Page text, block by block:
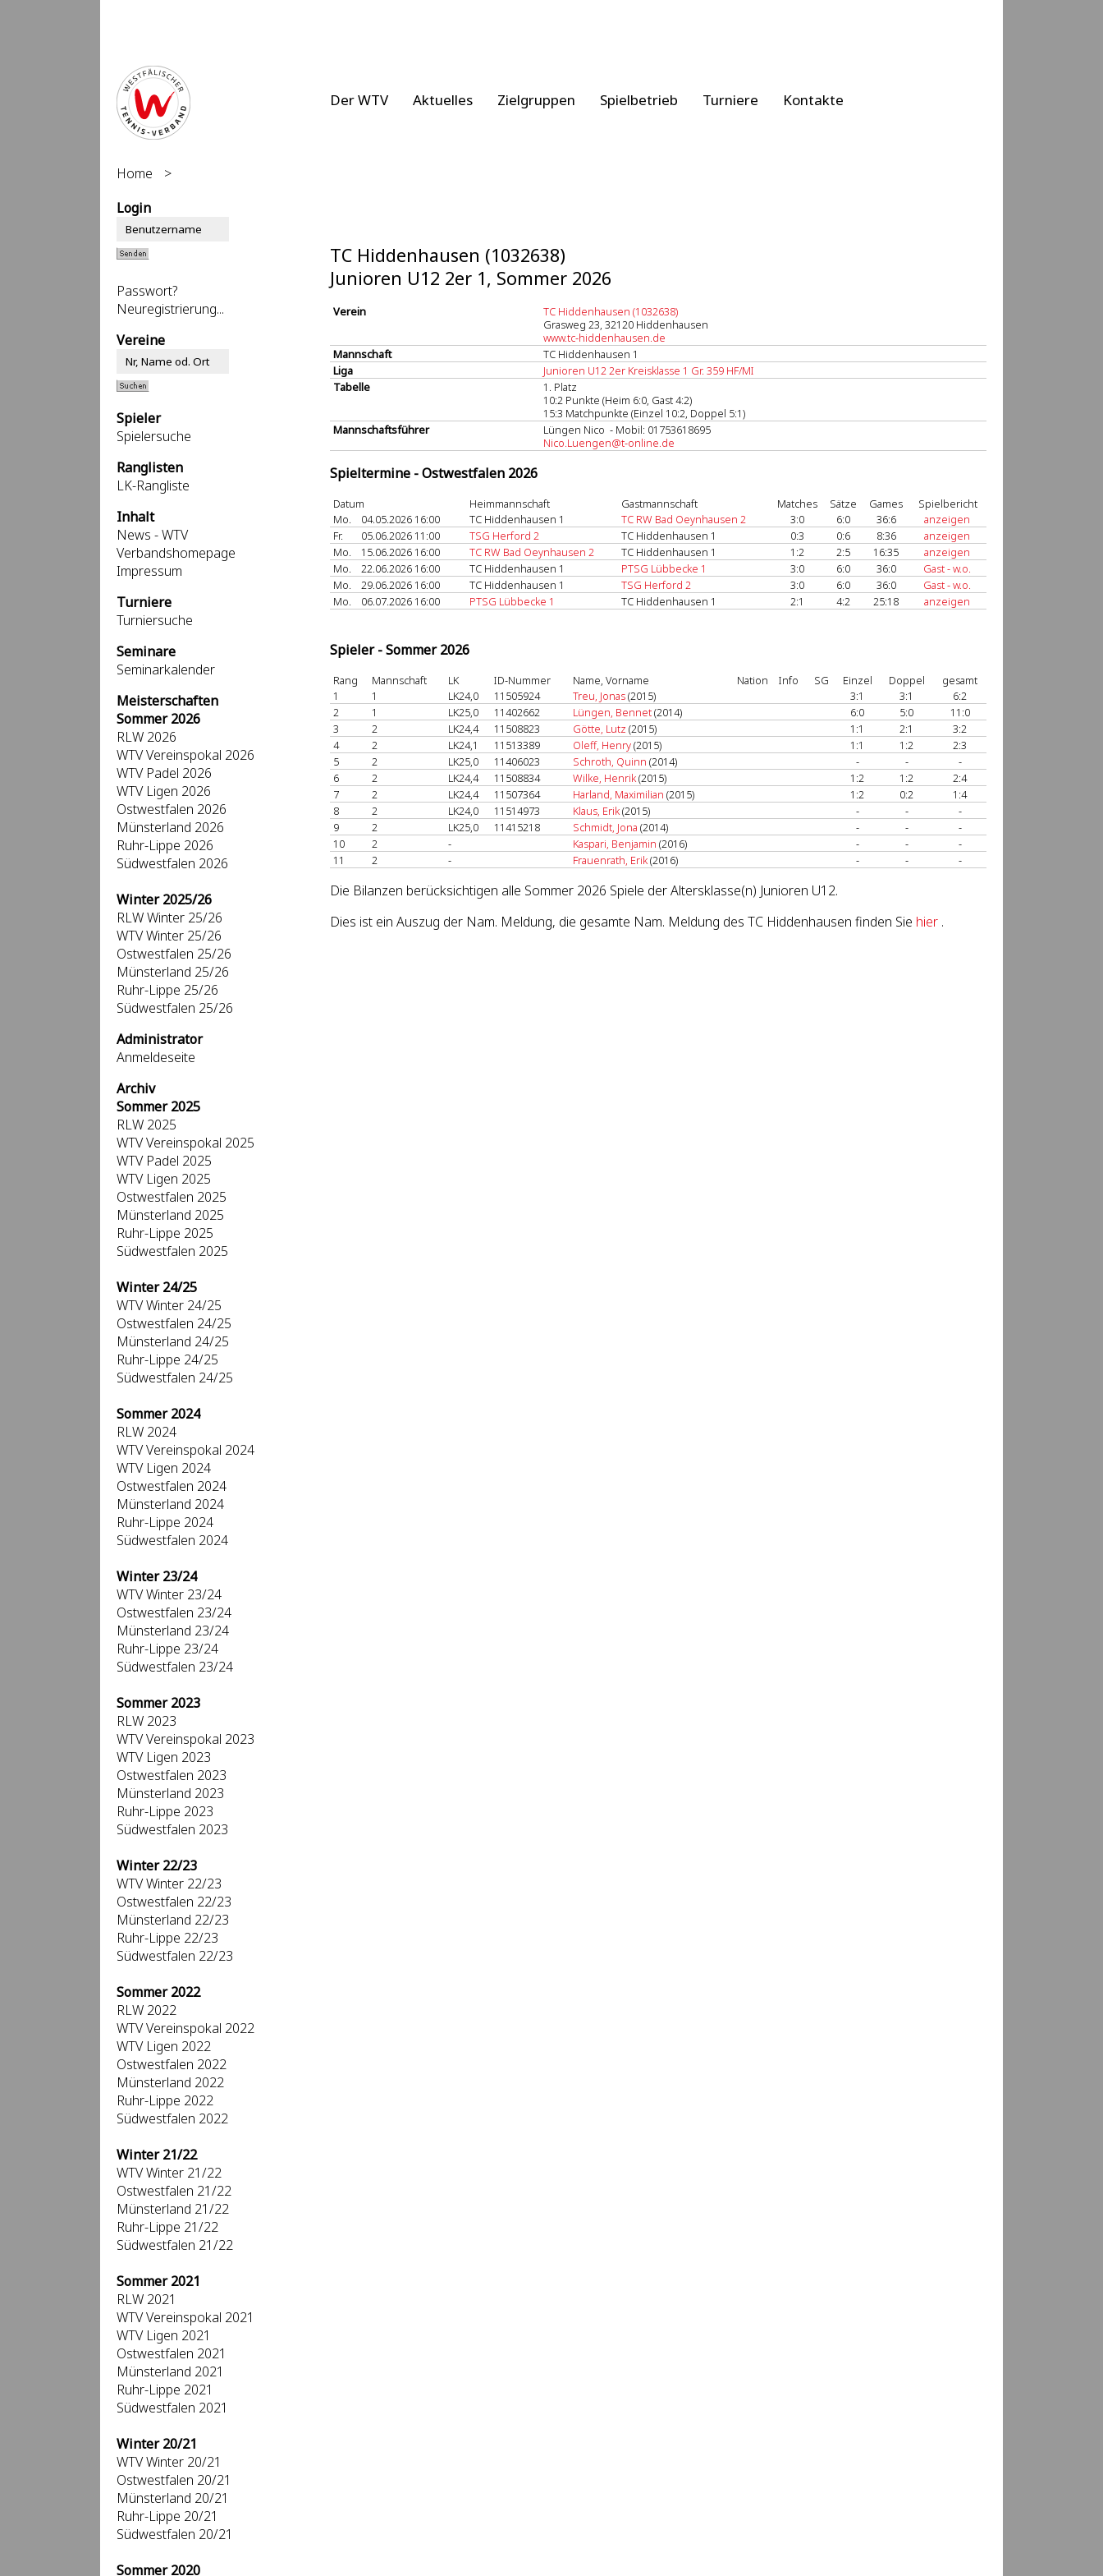
Der WTV Aktuelles Zielgruppen Spielbetrieb Turniere Kontakte
Home
>
Login
Passwort?
Neuregistrierung...
Vereine
Spieler
Spielersuche
Ranglisten
LK-Rangliste
Inhalt
News - WTV
Verbandshomepage
Impressum
Turniere
Turniersuche
Seminare
Seminarkalender
Meisterschaften
Sommer 2026
RLW 2026
WTV Vereinspokal 2026
WTV Padel 2026
WTV Ligen 2026
Ostwestfalen 2026
Münsterland 2026
Ruhr-Lippe 2026
Südwestfalen 2026
Winter 2025/26
RLW Winter 25/26
WTV Winter 25/26
Ostwestfalen 25/26
Münsterland 25/26
Ruhr-Lippe 25/26
Südwestfalen 25/26
Administrator
Anmeldeseite
Archiv
Sommer 2025
RLW 2025
WTV Vereinspokal 2025
WTV Padel 2025
WTV Ligen 2025
Ostwestfalen 2025
Münsterland 2025
Ruhr-Lippe 2025
Südwestfalen 2025
Winter 24/25
WTV Winter 24/25
Ostwestfalen 24/25
Münsterland 24/25
Ruhr-Lippe 24/25
Südwestfalen 24/25
Sommer 2024
RLW 2024
WTV Vereinspokal 2024
WTV Ligen 2024
Ostwestfalen 2024
Münsterland 2024
Ruhr-Lippe 2024
Südwestfalen 2024
Winter 23/24
WTV Winter 23/24
Ostwestfalen 23/24
Münsterland 23/24
Ruhr-Lippe 23/24
Südwestfalen 23/24
Sommer 2023
RLW 2023
WTV Vereinspokal 2023
WTV Ligen 2023
Ostwestfalen 2023
Münsterland 2023
Ruhr-Lippe 2023
Südwestfalen 2023
Winter 22/23
WTV Winter 22/23
Ostwestfalen 22/23
Münsterland 22/23
Ruhr-Lippe 22/23
Südwestfalen 22/23
Sommer 2022
RLW 2022
WTV Vereinspokal 2022
WTV Ligen 2022
Ostwestfalen 2022
Münsterland 2022
Ruhr-Lippe 2022
Südwestfalen 2022
Winter 21/22
WTV Winter 21/22
Ostwestfalen 21/22
Münsterland 21/22
Ruhr-Lippe 21/22
Südwestfalen 21/22
Sommer 2021
RLW 2021
WTV Vereinspokal 2021
WTV Ligen 2021
Ostwestfalen 2021
Münsterland 2021
Ruhr-Lippe 2021
Südwestfalen 2021
Winter 20/21
WTV Winter 20/21
Ostwestfalen 20/21
Münsterland 20/21
Ruhr-Lippe 20/21
Südwestfalen 20/21
Sommer 2020
TC Hiddenhausen (1032638)
Junioren U12 2er 1, Sommer 2026
Verein
TC Hiddenhausen (1032638)
Grasweg 23, 32120 Hiddenhausen
www.tc-hiddenhausen.de
Mannschaft
TC Hiddenhausen 1
Liga
Junioren U12 2er Kreisklasse 1 Gr. 359 HF/MI
Tabelle
1. Platz
10:2 Punkte (Heim 6:0, Gast 4:2)
15:3 Matchpunkte (Einzel 10:2, Doppel 5:1)
Mannschaftsführer
Lüngen Nico - Mobil: 01753618695
Nico.Luengen@t-online.de
Spieltermine - Ostwestfalen 2026
Datum Heimmannschaft Gastmannschaft Matches Sätze Games
Spielbericht
Mo.
04.05.2026 16:00 TC Hiddenhausen 1 TC RW Bad Oeynhausen 2 3:0 6:0 36:6
anzeigen
Fr.
05.06.2026 11:00 TSG Herford 2 TC Hiddenhausen 1 0:3 0:6 8:36
anzeigen
Mo.
15.06.2026 16:00 TC RW Bad Oeynhausen 2 TC Hiddenhausen 1 1:2 2:5 16:35
anzeigen
Mo.
22.06.2026 16:00 TC Hiddenhausen 1 PTSG Lübbecke 1 3:0 6:0 36:0
Gast - w.o.
Mo.
29.06.2026 16:00 TC Hiddenhausen 1 TSG Herford 2 3:0 6:0 36:0
Gast - w.o.
Mo.
06.07.2026 16:00 PTSG Lübbecke 1 TC Hiddenhausen 1 2:1 4:2 25:18 anzeigen
Spieler - Sommer 2026
Rang Mannschaft LK ID-Nummer Name, Vorname Nation Info SG Einzel Doppel
gesamt
1
1 LK24,0 11505924 Treu, Jonas(2015) 3:1 3:1
6:2
2
1 LK25,0 11402662 Lüngen, Bennet(2014) 6:0 5:0
11:0
3
2 LK24,4 11508823 Götte, Lutz (2015) 1:1 2:1
3:2
4
2 LK24,1 11513389 Oleff, Henry(2015) 1:1 1:2
2:3
5
2 LK25,0 11406023 Schroth, Quinn (2014) - -
-
6
2 LK24,4 11508834 Wilke, Henrik(2015) 1:2 1:2
2:4
7
2 LK24,4 11507364 Harland, Maximilian (2015) 1:2 0:2
1:4
8
2 LK24,0 11514973 Klaus, Erik(2015) - -
-
9
2 LK25,0 11415218 Schmidt, Jona (2014) - -
-
10
2 - Kaspari, Benjamin (2016) - -
-
11
2 - Frauenrath, Erik(2016) - - -
Die Bilanzen berücksichtigen alle Sommer 2026 Spiele der Altersklasse(n) Junioren U12.
Dies ist ein Auszug der Nam. Meldung, die gesamte Nam. Meldung des TC Hiddenhausen finden Sie hier .